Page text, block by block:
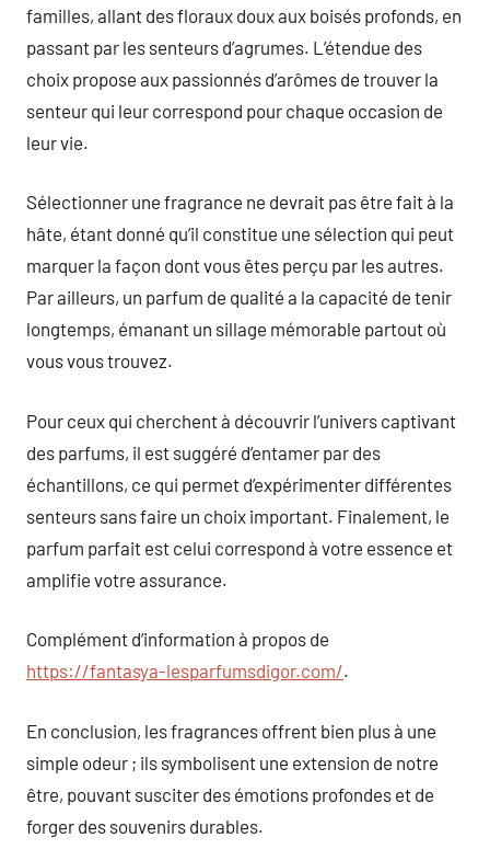
familles, allant des floraux doux aux boisés profonds, en
passant par les senteurs d’agrumes. L’étendue des
choix propose aux passionnés d’arômes de trouver la
senteur qui leur correspond pour chaque occasion de
leur vie.
Sélectionner une fragrance ne devrait pas être fait à la
hâte, étant donné qu’il constitue une sélection qui peut
marquer la façon dont vous êtes perçu par les autres.
Par ailleurs, un parfum de qualité a la capacité de tenir
longtemps, émanant un sillage mémorable partout où
vous vous trouvez.
Pour ceux qui cherchent à découvrir l’univers captivant
des parfums, il est suggéré d’entamer par des
échantillons, ce qui permet d’expérimenter différentes
senteurs sans faire un choix important. Finalement, le
parfum parfait est celui correspond à votre essence et
amplifie votre assurance.
Complément d’information à propos de
https://fantasya-lesparfumsdigor.com/.
En conclusion, les fragrances offrent bien plus à une
simple odeur ; ils symbolisent une extension de notre
être, pouvant susciter des émotions profondes et de
forger des souvenirs durables.